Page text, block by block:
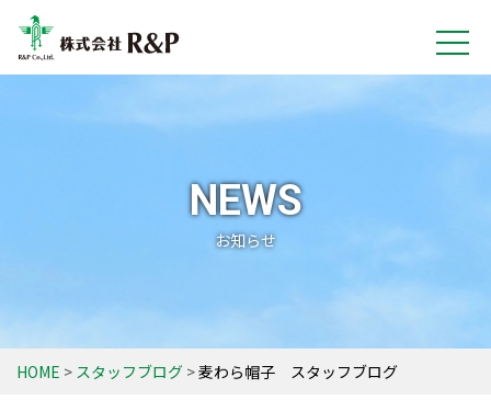
NEWS
お知らせ
HOME スタッフブログ 麦わら帽子 スタッフブログ